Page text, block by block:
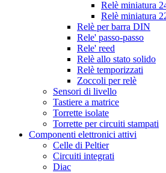
Relè miniatura
Relè miniatura
Relè per barra DIN
Rele' passo-passo
Rele' reed
Relè allo stato solido
Relè temporizzati
Zoccoli per relè
Sensori di livello
Tastiere a matrice
Torrette isolate
Torrette per circuiti stampati
Componenti elettronici attivi
Celle di Peltier
Circuiti integrati
Diac